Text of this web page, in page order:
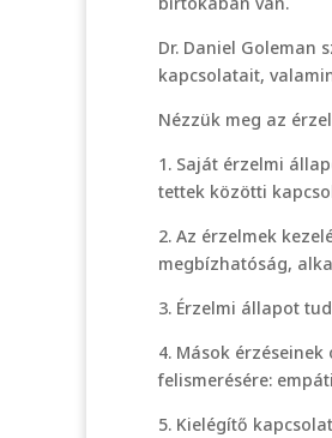
Dr. Daniel Goleman
kapcsolatait,
Nézzük meg az
1. Saját érzelmi
tettek közötti
2. Az érzelmek
megbízhatóság,
3. Érzelmi állapot
4. Mások
felismerésére:
5. Kielégítő